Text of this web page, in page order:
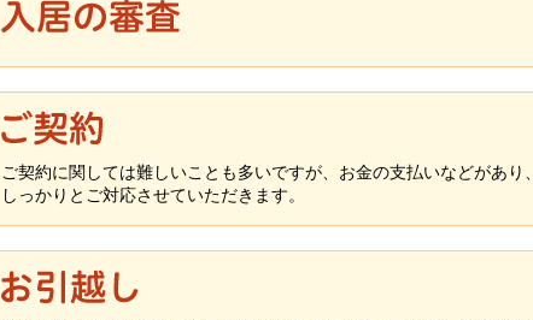
ご契約に関しては難しいことも多いですが、お金の支払いなどがあり
しっかりとご対応させていただきます。